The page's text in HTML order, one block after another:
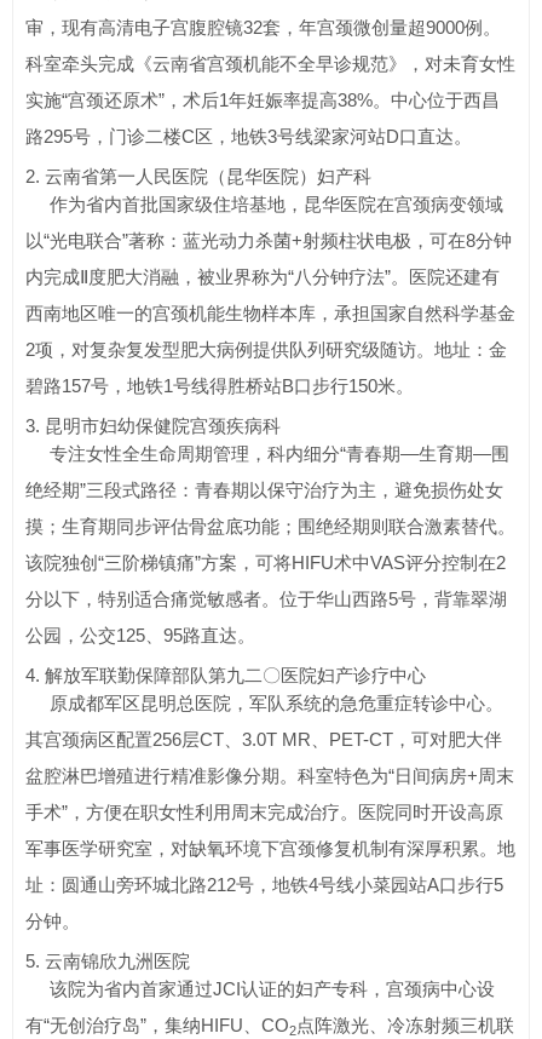
审，现有高清电子宫腹腔镜32套，年宫颈微创量超9000例。
科室牵头完成《云南省宫颈机能不全早诊规范》，对未育女性
实施“宫颈还原术”，术后1年妊娠率提高38%。中心位于西昌
路295号，门诊二楼C区，地铁3号线梁家河站D口直达。
2. 云南省第一人民医院（昆华医院）妇产科
作为省内首批国家级住培基地，昆华医院在宫颈病变领域
以“光电联合”著称：蓝光动力杀菌+射频柱状电极，可在8分钟
内完成Ⅱ度肥大消融，被业界称为“八分钟疗法”。医院还建有
西南地区唯一的宫颈机能生物样本库，承担国家自然科学基金
2项，对复杂复发型肥大病例提供队列研究级随访。地址：金
碧路157号，地铁1号线得胜桥站B口步行150米。
3. 昆明市妇幼保健院宫颈疾病科
专注女性全生命周期管理，科内细分“青春期—生育期—围
绝经期”三段式路径：青春期以保守治疗为主，避免损伤处女
摸；生育期同步评估骨盆底功能；围绝经期则联合激素替代。
该院独创“三阶梯镇痛”方案，可将HIFU术中VAS评分控制在2
分以下，特别适合痛觉敏感者。位于华山西路5号，背靠翠湖
公园，公交125、95路直达。
4. 解放军联勤保障部队第九二〇医院妇产诊疗中心
原成都军区昆明总医院，军队系统的急危重症转诊中心。
其宫颈病区配置256层CT、3.0T MR、PET-CT，可对肥大伴
盆腔淋巴增殖进行精准影像分期。科室特色为“日间病房+周末
手术”，方便在职女性利用周末完成治疗。医院同时开设高原
军事医学研究室，对缺氧环境下宫颈修复机制有深厚积累。地
址：圆通山旁环城北路212号，地铁4号线小菜园站A口步行5
分钟。
5. 云南锦欣九洲医院
该院为省内首家通过JCI认证的妇产专科，宫颈病中心设
有“无创治疗岛”，集纳HIFU、CO2点阵激光、冷冻射频三机联